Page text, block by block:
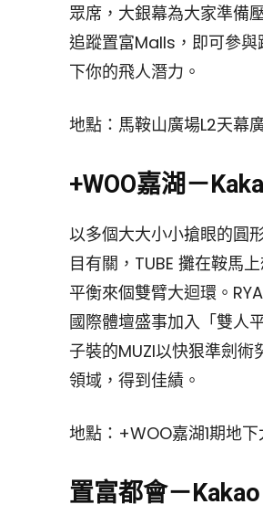
眾席，大銀幕為大家準備
追蹤置富Malls，即可參
下你的飛人潛力。
地點：馬鞍山廣場L2天幕
+WOO嘉湖－
以多個大大小小搶眼的圓
目有關，TUBE 攤在鞍馬
平衡來個雙臂大迴環。
國際體壇盛事加入「雙人
子裝的MUZI以快狠準劍
領域，得到佳績。
地點：+WOO嘉湖1期地
置富都會－